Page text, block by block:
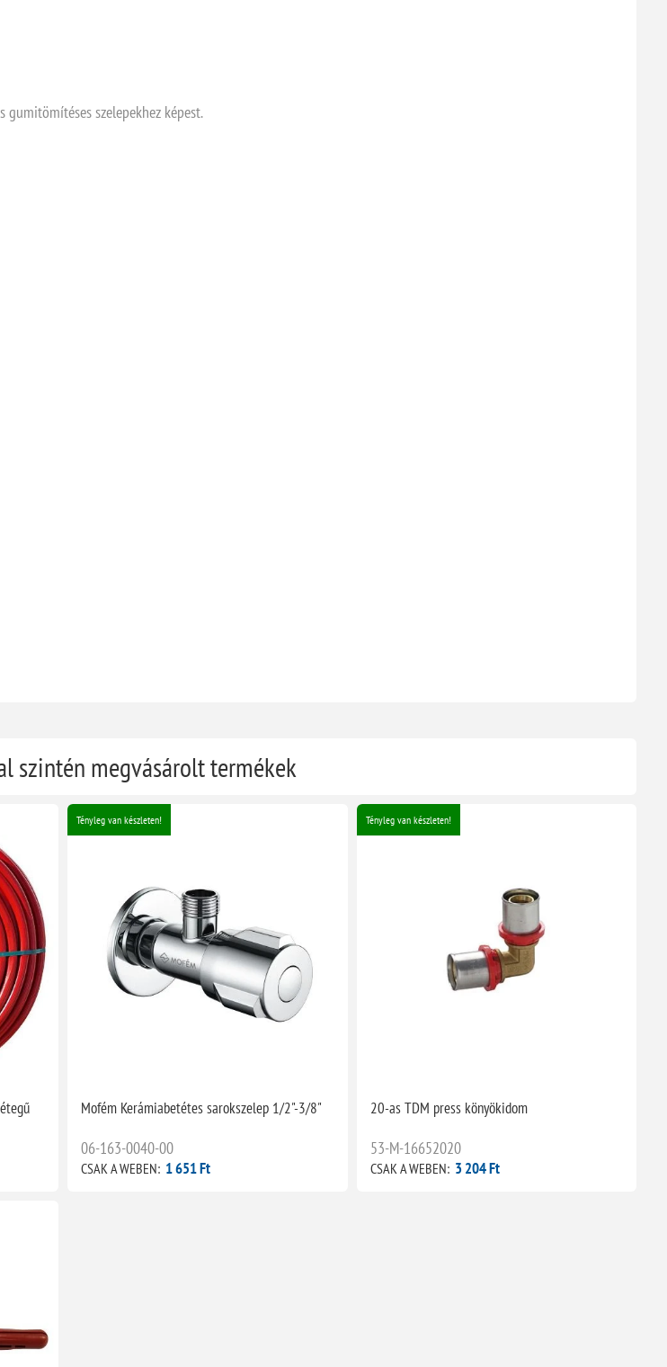
szelepekhez képest.
szintén megvásárolt termékek
Tényleg van készleten!
Mofém Kerámiabetétes sarokszelep 1/2"-3/8"
06-163-0040-00
CSAK A WEBEN: 1 651 Ft
Tényleg van készleten!
20-as TDM press könyökidom
53-M-16652020
CSAK A WEBEN: 3 204 Ft